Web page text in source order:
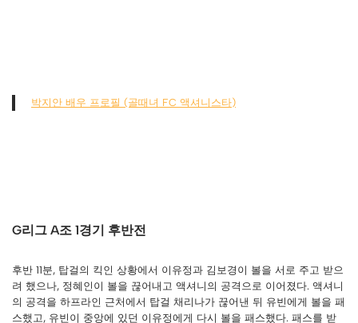
박지안 배우 프로필 (골때녀 FC 액셔니스타)
G리그 A조 1경기 후반전
후반 11분, 탑걸의 킥인 상황에서 이유정과 김보경이 볼을 서로 주고 받으
려 했으나, 정혜인이 볼을 끊어내고 액셔니의 공격으로 이어졌다. 액셔니
의 공격을 하프라인 근처에서 탑걸 채리나가 끊어낸 뒤 유빈에게 볼을 패
스했고, 유빈이 중앙에 있던 이유정에게 다시 볼을 패스했다. 패스를 받